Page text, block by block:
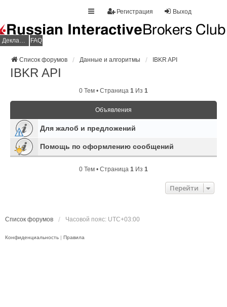
Выход
Регистрация
Декларация НДФЛ FAQ
Список форумов Данные и алгоритмы IBKR API
IBKR API
0 Тем • Страница 1 Из 1
Объявления
Для жалоб и предложений
Помощь по оформлению сообщений
0 Тем • Страница 1 Из 1
Перейти
Список форумов Часовой пояс: UTC+03:00
Конфиденциальность | Правила